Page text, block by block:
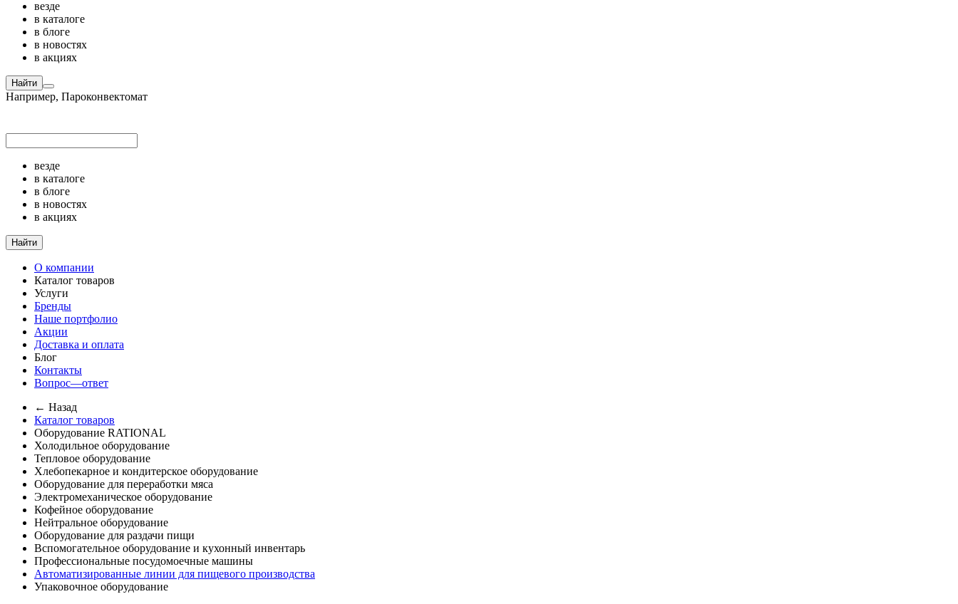
везде
в каталоге
в блоге
в новостях
в акциях
Найти
Например, Пароконвектомат
везде
в каталоге
в блоге
в новостях
в акциях
Найти
О компании
Каталог товаров
Услуги
Бренды
Наше портфолио
Акции
Доставка и оплата
Блог
Контакты
Вопрос—ответ
← Назад
Каталог товаров
Оборудование RATIONAL
Холодильное оборудование
Тепловое оборудование
Хлебопекарное и кондитерское оборудование
Оборудование для переработки мяса
Электромеханическое оборудование
Кофейное оборудование
Нейтральное оборудование
Оборудование для раздачи пищи
Вспомогательное оборудование и кухонный инвентарь
Профессиональные посудомоечные машины
Автоматизированные линии для пищевого производства
Упаковочное оборудование